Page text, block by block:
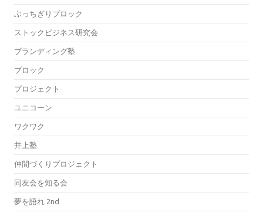
ぶっちぎりブロック
ストックビジネス研究会
ブランディング塾
ブロック
プロジェクト
ユニコーン
ワクワク
井上塾
仲間づくりプロジェクト
同友会を知る会
夢を語れ 2nd